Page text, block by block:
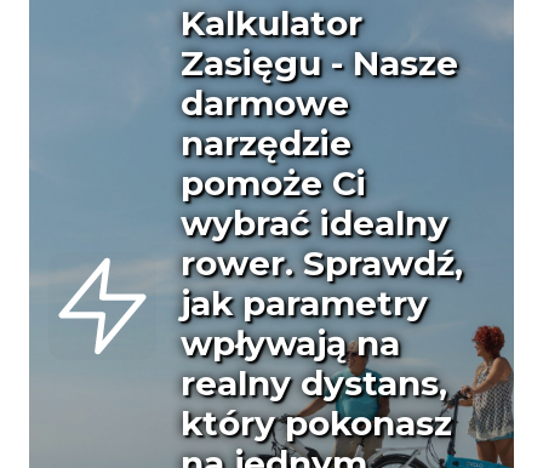
Kalkulator
Zasięgu- Nasze
darmowe
narzędzie
pomoże Ci
wybrać idealny
rower. Sprawdź,
jak parametry
wpływają na
realny dystans,
który pokonasz